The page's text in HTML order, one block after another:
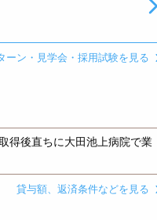
ーン・見学会・採用試験を見る
得後直ちに大田池上病院で業
貸与額、返済条件などを見る